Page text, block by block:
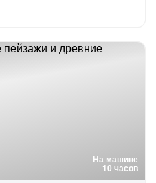
На машине
10 часов